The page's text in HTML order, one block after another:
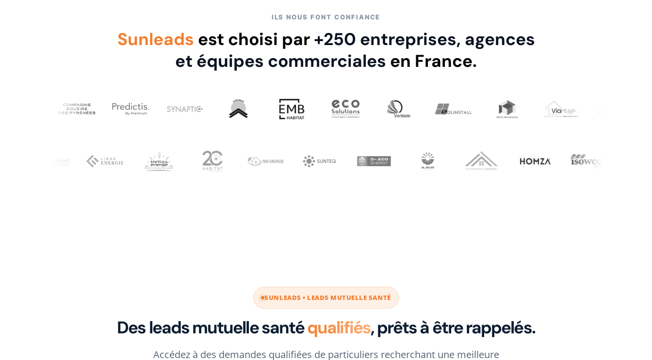
ILS NOUS FONT CONFIANCE
Sunleads est choisi par+250 entreprises, agences
et équipes commerciales en France.
SUNLEADS • LEADS MUTUELLE SANTÉ
Des leads mutuelle santéqualifiés, prêts à être rappelés.
Accédez à des demandes qualifiées de particuliers recherchant une meilleure